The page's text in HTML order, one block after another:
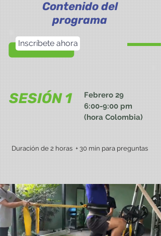
Contenido del
programa
Inscríbete ahora
SESIÓN 1
Febrero 29
6:00-9:00 pm
(hora Colombia)
Duración de 2 horas + 30 min para preguntas